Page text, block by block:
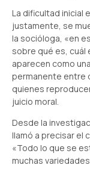
La dificultad inicial
justamente, se
la socióloga, «en
sobre qué es, cuál
aparecen como
permanente entre
quienes
juicio moral.
Desde la
llamó a precisar el
«Todo lo que se
muchas